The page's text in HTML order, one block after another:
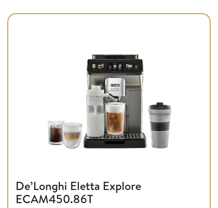
De’Longhi Eletta Explore
ECAM450.86T